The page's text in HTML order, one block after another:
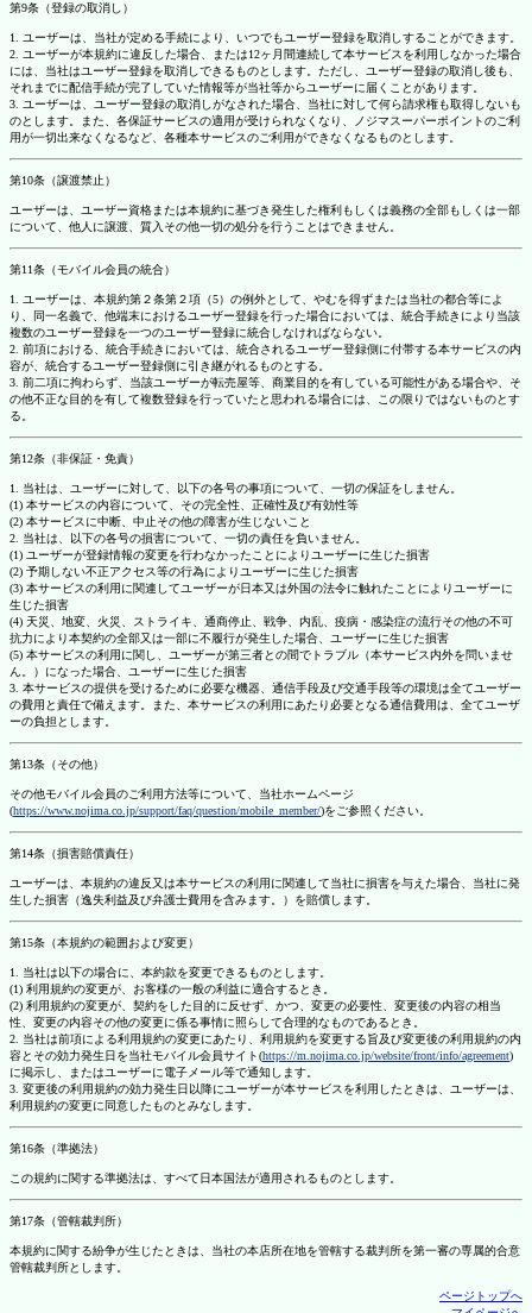
第9条（登録の取消し）
1. ユーザーは、当社が定める手続により、いつでもユーザー登録を取消しすることができます。
2. ユーザーが本規約に違反した場合、または12ヶ月間連続して本サービスを利用しなかった場合
には、当社はユーザー登録を取消しできるものとします。ただし、ユーザー登録の取消し後も、
それまでに配信手続が完了していた情報等が当社等からユーザーに届くことがあります。
3. ユーザーは、ユーザー登録の取消しがなされた場合、当社に対して何ら請求権も取得しないも
のとします。また、各保証サービスの適用が受けられなくなり、ノジマスーパーポイントのご利
用が一切出来なくなるなど、各種本サービスのご利用ができなくなるものとします。
第10条（譲渡禁止）
ユーザーは、ユーザー資格または本規約に基づき発生した権利もしくは義務の全部もしくは一部
について、他人に譲渡、質入その他一切の処分を行うことはできません。
第11条（モバイル会員の統合）
1. ユーザーは、本規約第２条第２項（5）の例外として、やむを得ずまたは当社の都合等によ
り、同一名義で、他端末におけるユーザー登録を行った場合においては、統合手続きにより当該
複数のユーザー登録を一つのユーザー登録に統合しなければならない。
2. 前項における、統合手続きにおいては、統合されるユーザー登録側に付帯する本サービスの内
容が、統合するユーザー登録側に引き継がれるものとする。
3. 前二項に拘わらず、当該ユーザーが転売屋等、商業目的を有している可能性がある場合や、そ
の他不正な目的を有して複数登録を行っていたと思われる場合には、この限りではないものとす
る。
第12条（非保証・免責）
1. 当社は、ユーザーに対して、以下の各号の事項について、一切の保証をしません。
(1) 本サービスの内容について、その完全性、正確性及び有効性等
(2) 本サービスに中断、中止その他の障害が生じないこと
2. 当社は、以下の各号の損害について、一切の責任を負いません。
(1) ユーザーが登録情報の変更を行わなかったことによりユーザーに生じた損害
(2) 予期しない不正アクセス等の行為によりユーザーに生じた損害
(3) 本サービスの利用に関連してユーザーが日本又は外国の法令に触れたことによりユーザーに
生じた損害
(4) 天災、地変、火災、ストライキ、通商停止、戦争、内乱、疫病・感染症の流行その他の不可
抗力により本契約の全部又は一部に不履行が発生した場合、ユーザーに生じた損害
(5) 本サービスの利用に関し、ユーザーが第三者との間でトラブル（本サービス内外を問いませ
ん。）になった場合、ユーザーに生じた損害
3. 本サービスの提供を受けるために必要な機器、通信手段及び交通手段等の環境は全てユーザー
の費用と責任で備えます。また、本サービスの利用にあたり必要となる通信費用は、全てユーザ
ーの負担とします。
第13条（その他）
その他モバイル会員のご利用方法等について、当社ホームページ
(https://www.nojima.co.jp/support/faq/question/mobile_member/)をご参照ください。
第14条（損害賠償責任）
ユーザーは、本規約の違反又は本サービスの利用に関連して当社に損害を与えた場合、当社に発
生した損害（逸失利益及び弁護士費用を含みます。）を賠償します。
第15条（本規約の範囲および変更）
1. 当社は以下の場合に、本約款を変更できるものとします。
(1) 利用規約の変更が、お客様の一般の利益に適合するとき。
(2) 利用規約の変更が、契約をした目的に反せず、かつ、変更の必要性、変更後の内容の相当
性、変更の内容その他の変更に係る事情に照らして合理的なものであるとき。
2. 当社は前項による利用規約の変更にあたり、利用規約を変更する旨及び変更後の利用規約の内
容とその効力発生日を当社モバイル会員サイト(https://m.nojima.co.jp/website/front/info/agreement)
に掲示し、またはユーザーに電子メール等で通知します。
3. 変更後の利用規約の効力発生日以降にユーザーが本サービスを利用したときは、ユーザーは、
利用規約の変更に同意したものとみなします。
第16条（準拠法）
この規約に関する準拠法は、すべて日本国法が適用されるものとします。
第17条（管轄裁判所）
本規約に関する紛争が生じたときは、当社の本店所在地を管轄する裁判所を第一審の専属的合意
管轄裁判所とします。
ページトップへ